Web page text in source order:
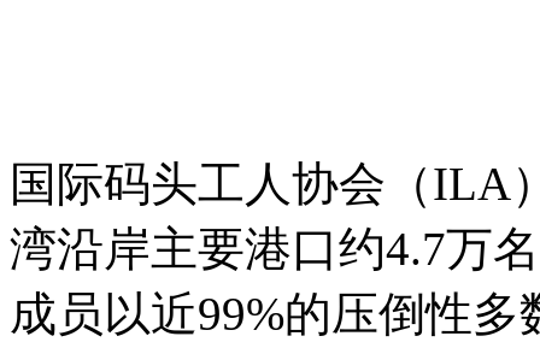
国际码头工人协会（ILA
湾沿岸主要港口约4.7万
成员以近99%的压倒性